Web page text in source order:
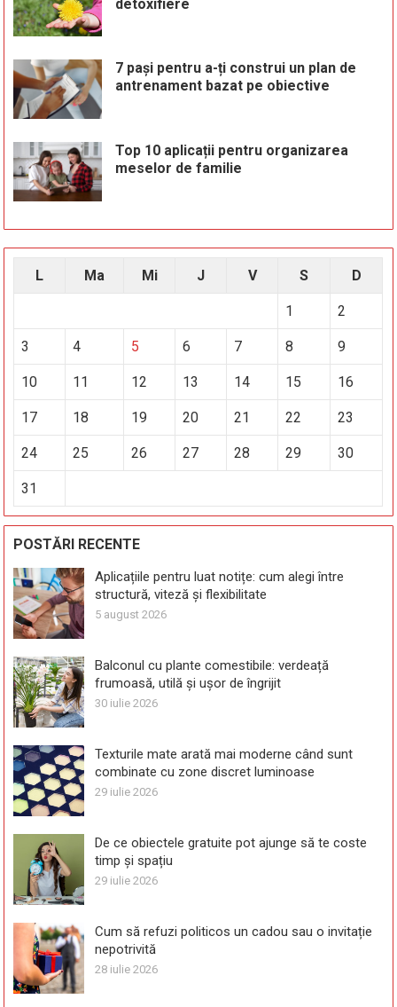
detoxifiere
7 pași pentru a-ți construi un plan de
antrenament bazat pe obiective
Top 10 aplicații pentru organizarea
meselor de familie
L Ma Mi J V S D
1 2
3 4 5 6 7 8 9
10 11 12 13 14 15 16
17 18 19 20 21 22 23
24 25 26 27 28 29 30
31
POSTĂRI RECENTE
Aplicațiile pentru luat notițe: cum alegi între
structură, viteză și flexibilitate
5 august 2026
Balconul cu plante comestibile: verdeață
frumoasă, utilă și ușor de îngrijit
30 iulie 2026
Texturile mate arată mai moderne când sunt
combinate cu zone discret luminoase
29 iulie 2026
De ce obiectele gratuite pot ajunge să te coste
timp și spațiu
29 iulie 2026
Cum să refuzi politicos un cadou sau o invitație
nepotrivită
28 iulie 2026